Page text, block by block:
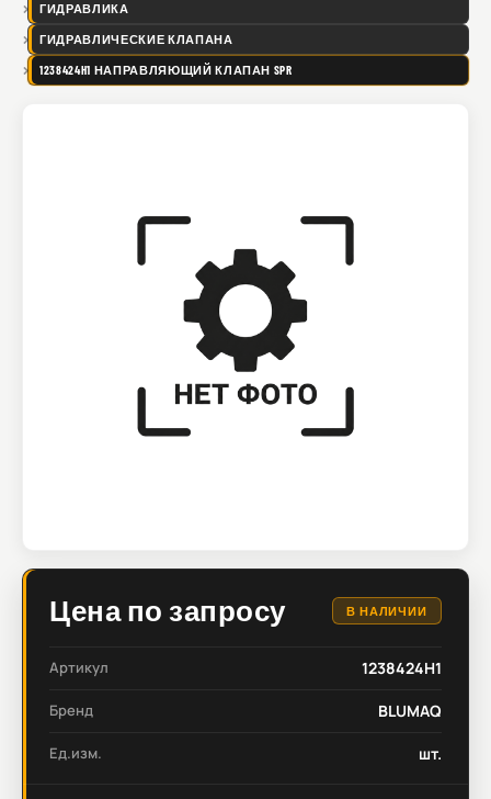
ГИДРАВЛИКА
ГИДРАВЛИЧЕСКИЕ КЛАПАНА
1238424H1 НАПРАВЛЯЮЩИЙ КЛАПАН SPR
Цена по запросу В НАЛИЧИИ
Артикул 1238424H1
Бренд BLUMAQ
Ед.изм. шт.